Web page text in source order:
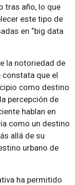
tras año, lo que
este tipo de
en “big data
la notoriedad de
constata que el
como destino
percepción de
hablan en
como un destino
allá de su
urbano de
ha permitido